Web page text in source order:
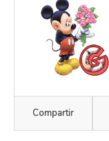
Compartir